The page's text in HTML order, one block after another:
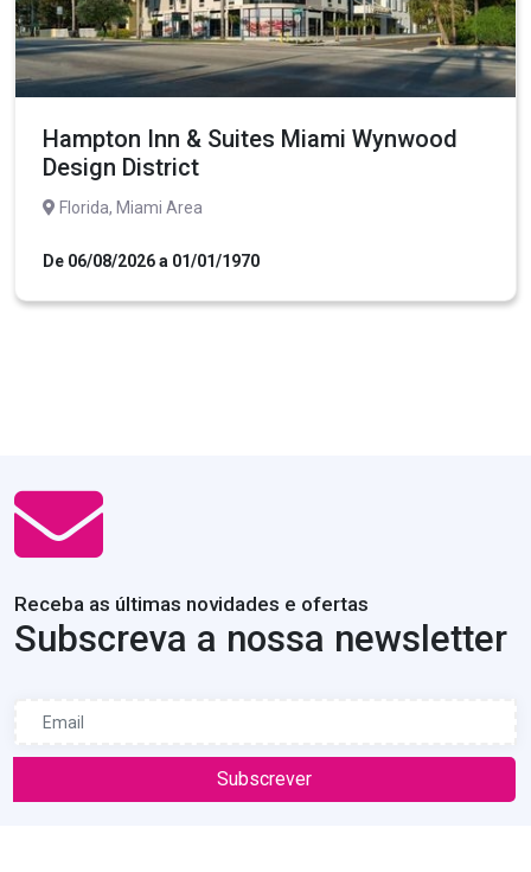
Hampton Inn & Suites Miami Wynwood
Design District
Florida, Miami Area
De 06/08/2026 a 01/01/1970
Receba as últimas novidades e ofertas
Subscreva a nossa newsletter
Subscrever